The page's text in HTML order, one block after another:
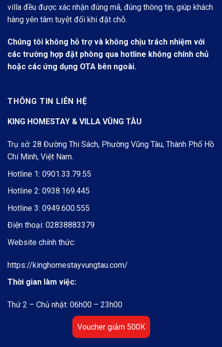
villa đều được xác nhận đúng mã, đúng thông tin, giúp khách
hàng yên tâm tuyệt đối khi đặt chỗ.
Chúng tôi không hỗ trợ và không chịu trách nhiệm với
các trường hợp đặt phòng qua hotline không chính chủ
hoặc các ứng dụng OTA bên ngoài.
THÔNG TIN LIÊN HỆ
KING HOMESTAY & VILLA VŨNG TÀU
Trụ sở: 28 Đường Thi Sách, Phường Vũng Tàu, Thành Phố Hồ
Chí Minh, Việt Nam.
Hotline 1: 0901.33.79.55
Hotline 2: 0938.169.445
Hotline 3: 0949.600.555
Điện thoại: 02838883379
Website chính thức:
https://kinghomestayvungtau.com/
Thời gian làm việc:
Thứ 2 – Chủ nhật: 06h00 – 23h00
Voucher giảm 500K